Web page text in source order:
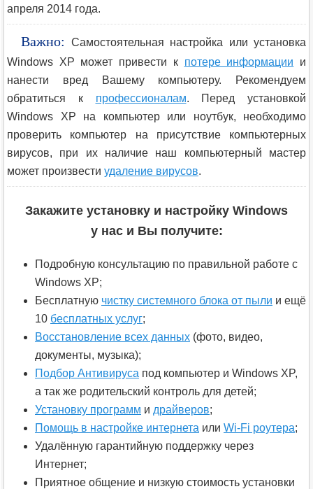
апреля 2014 года.
Важно:
Самостоятельная настройка или установка
Windows XP может привести к потере информации и
нанести вред Вашему компьютеру. Рекомендуем
обратиться к профессионалам. Перед установкой
Windows XP на компьютер или ноутбук, необходимо
проверить компьютер на присутствие компьютерных
вирусов, при их наличие наш компьютерный мастер
может произвести удаление вирусов.
Закажите установку и настройку Windows
у нас и Вы получите:
Подробную консультацию по правильной работе с
Windows XP;
Бесплатную чистку системного блока от пыли и ещё
10 бесплатных услуг;
Восстановление всех данных (фото, видео,
документы, музыка);
Подбор Антивируса под компьютер и Windows XP,
а так же родительский контроль для детей;
Установку программ и драйверов;
Помощь в настройке интернета или Wi-Fi роутера;
Удалённую гарантийную поддержку через
Интернет;
Приятное общение и низкую стоимость установки